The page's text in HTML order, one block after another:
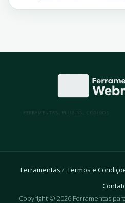
FERRAMENTAS, PLUGINS, CÓDIGOS
Ferramentas Termos e
Copyright © 2026 Ferramentas